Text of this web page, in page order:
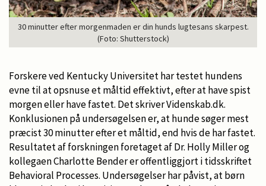
30 minutter efter morgenmaden er din hunds lugtesans skarpest.
(Foto: Shutterstock)
Forskere ved Kentucky Universitet har testet hundens
evne til at opsnuse et måltid effektivt, efter at have spist
morgen eller have fastet. Det skriver Videnskab.dk.
Konklusionen på undersøgelsen er, at hunde søger mest
præcist 30 minutter efter et måltid, end hvis de har fastet.
Resultatet af forskningen foretaget af Dr. Holly Miller og
kollegaen Charlotte Bender er offentliggjort i tidsskriftet
Behavioral Processes. Undersøgelser har påvist, at børn